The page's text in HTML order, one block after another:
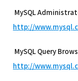
MySQL
http://
MySQL Query
http://